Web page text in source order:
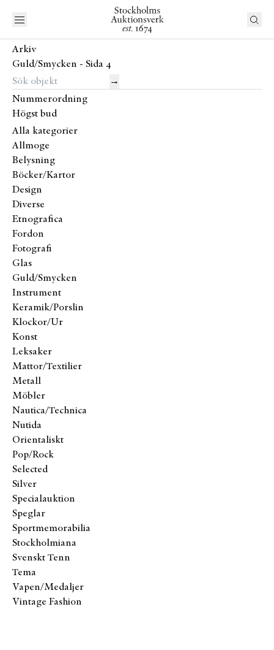
Arkiv
Guld/Smycken - Sida 4
→
Nummerordning
Högst bud
Alla kategorier
Allmoge
Belysning
Böcker/Kartor
Design
Diverse
Etnografica
Fordon
Fotografi
Glas
Guld/Smycken
Instrument
Keramik/Porslin
Klockor/Ur
Konst
Leksaker
Mattor/Textilier
Metall
Möbler
Nautica/Technica
Nutida
Orientaliskt
Pop/Rock
Selected
Silver
Specialauktion
Speglar
Sportmemorabilia
Stockholmiana
Svenskt Tenn
Tema
Vapen/Medaljer
Vintage Fashion